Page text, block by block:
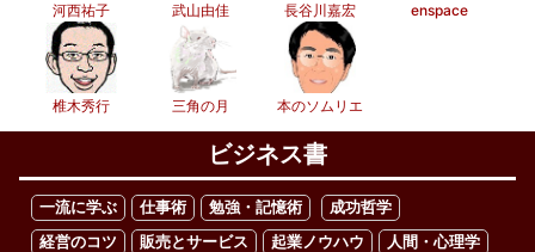
河西祐子 武山由佳 長谷川嘉宏 enspace
椎木秀行 三角の月 本のソムリエ
ビジネス書
一流に学ぶ 仕事術 勉強・記憶術
成功哲学
経営のコツ
販売とサービス 起業ノウハウ 人間・心理学